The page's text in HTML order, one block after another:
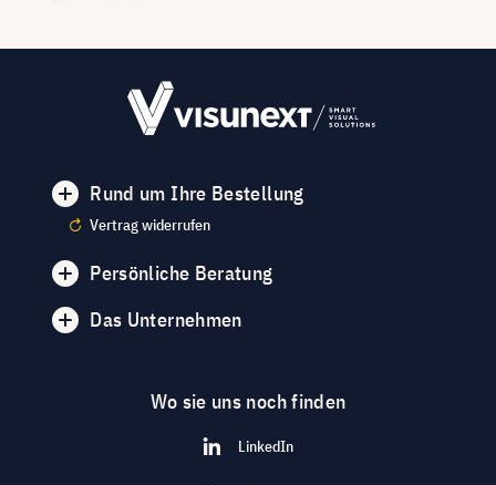
Rund um Ihre Bestellung
Vertrag widerrufen
Persönliche Beratung
Das Unternehmen
Wo sie uns noch finden
LinkedIn